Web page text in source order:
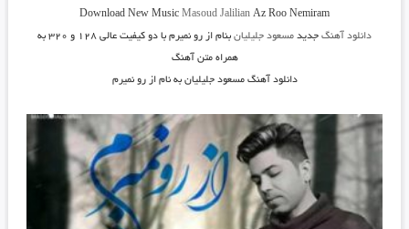
Download New Music Masoud Jalilian Az Roo Nemiram
دانلود آهنگجدید مسعود جلیلیانبنام از رو نمیرم
با دو کیفیت عالی ۱۲۸ و ۳۲۰ به
همراه متن آهنگ
دانلود آهنگ مسعود جلیلیان به نام از رو نمیرم